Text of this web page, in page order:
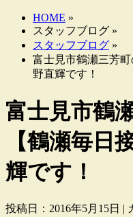
HOME »
スタッフブログ »
スタッフブログ »
富士見市鶴瀬三芳
野直輝です！
富士見市鶴
【鶴瀬毎日
輝です！
投稿日：2016年5月15日 |